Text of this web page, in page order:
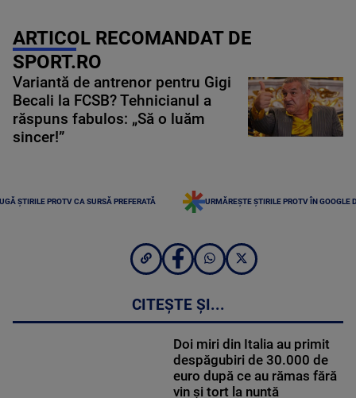
ARTICOL RECOMANDAT DE
SPORT.RO
Variantă de antrenor pentru Gigi
Becali la FCSB? Tehnicianul a
răspuns fabulos: „Să o luăm
sincer!”
ȘTIRILE PROTV CA SURSĂ PREFERATĂ URMĂREȘTE ȘTIRILE PROTV ÎN GOOGLE
CITEȘTE ȘI...
Doi miri din Italia au primit
despăgubiri de 30.000 de
euro după ce au rămas fără
vin și tort la nuntă